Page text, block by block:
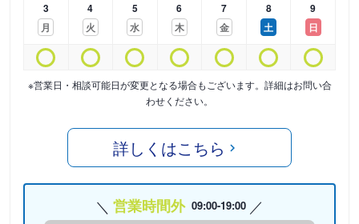
3
月
4
火
5
水
6
木
7
金
8
土
9
日
※営業日・相談可能日が変更となる場合もございます。詳細はお問い合
わせください。
詳しくはこちら
営業時間外 09:00-19:00